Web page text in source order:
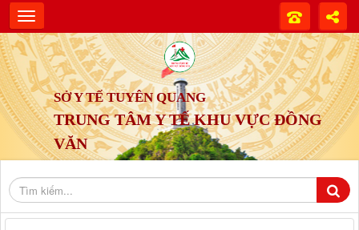
SỞ Y TẾ TUYÊN QUANG
TRUNG TÂM Y TẾ KHU VỰC ĐỒNG
VĂN